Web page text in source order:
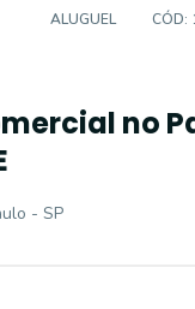
ALUGUEL CÓD:
no
- SP